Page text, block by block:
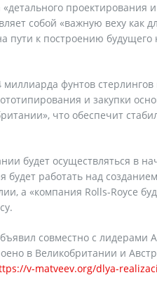
проектирования и
собой «важную веху как
пути к построению
фунтов
и закупки
что обеспечит
будет осуществляться в
будет работать над
а «компания Rolls-Royce
совместно с лидерами
в Великобритании и
v-matveev.org/dlya-